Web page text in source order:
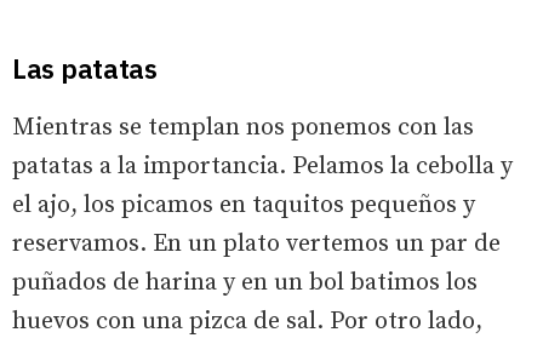
Las patatas
Mientras se templan nos ponemos con las
patatas a la importancia. Pelamos la cebolla y
el ajo, los picamos en taquitos pequeños y
reservamos. En un plato vertemos un par de
puñados de harina y en un bol batimos los
huevos con una pizca de sal. Por otro lado,